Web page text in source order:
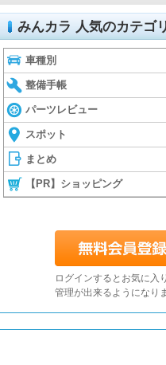
みんカラ 人気のカテゴ
車種別
整備手帳
パーツレビュー
スポット
まとめ
【PR】ショッピング
ログインするとお気に入
管理が出来るようになり